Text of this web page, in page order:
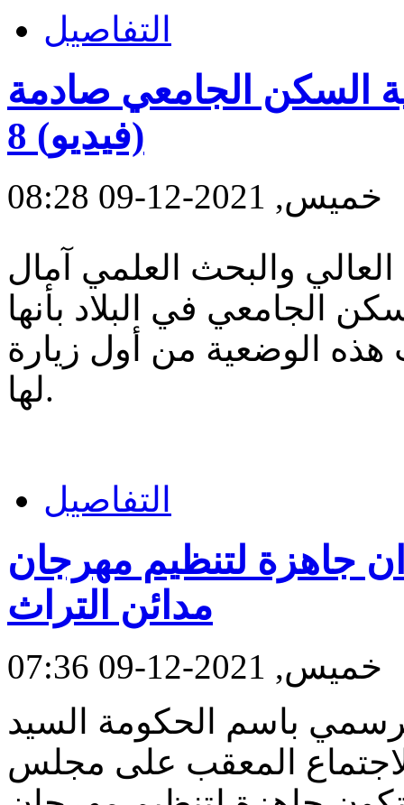
التفاصيل
السكن الجامعي صادمة
(فيديو) 8
خميس, 2021-12-09 08:28
والبحث العلمي آمال
الجامعي في البلاد بأنها
الوضعية من أول زيارة
لها.
التفاصيل
جاهزة لتنظيم مهرجان
مدائن التراث
خميس, 2021-12-09 07:36
باسم الحكومة السيد
المعقب على مجلس